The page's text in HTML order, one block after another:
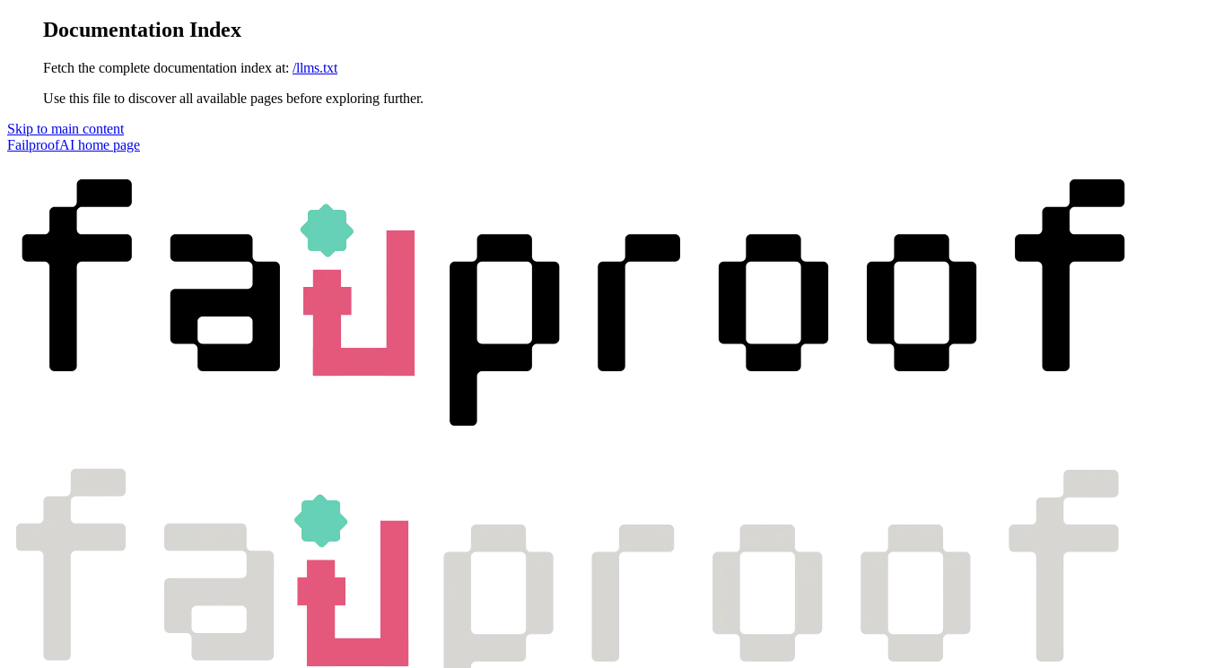
Documentation Index
Fetch the complete documentation index at: /llms.txt
Use this file to discover all available pages before exploring further.
Skip to main content
FailproofAI home page